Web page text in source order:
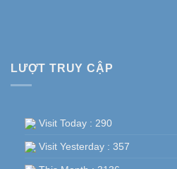
LƯỢT TRUY CẬP
Visit Today : 290
Visit Yesterday : 357